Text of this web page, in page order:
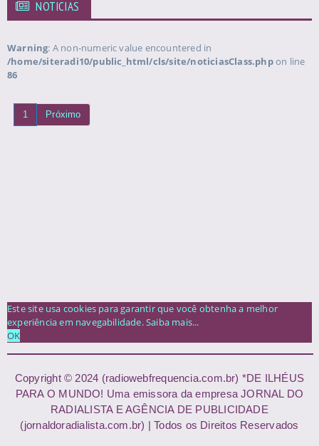
NOTICIAS
Warning: A non-numeric value encountered in
/home/siteradi10/public_html/cls/site/noticiasClass.phpon line
86
1 Próximo
Este site usa cookies para garantir que você obtenha a melhor
experiência em navegabilidade.Saiba mais...
OK
Copyright © 2024 (radiowebfrequencia.com.br) *DE ILHÉUS
PARA O MUNDO! Uma emissora da empresa JORNAL DO
RADIALISTA E AGÊNCIA DE PUBLICIDADE
(jornaldoradialista.com.br) | Todos os Direitos Reservados